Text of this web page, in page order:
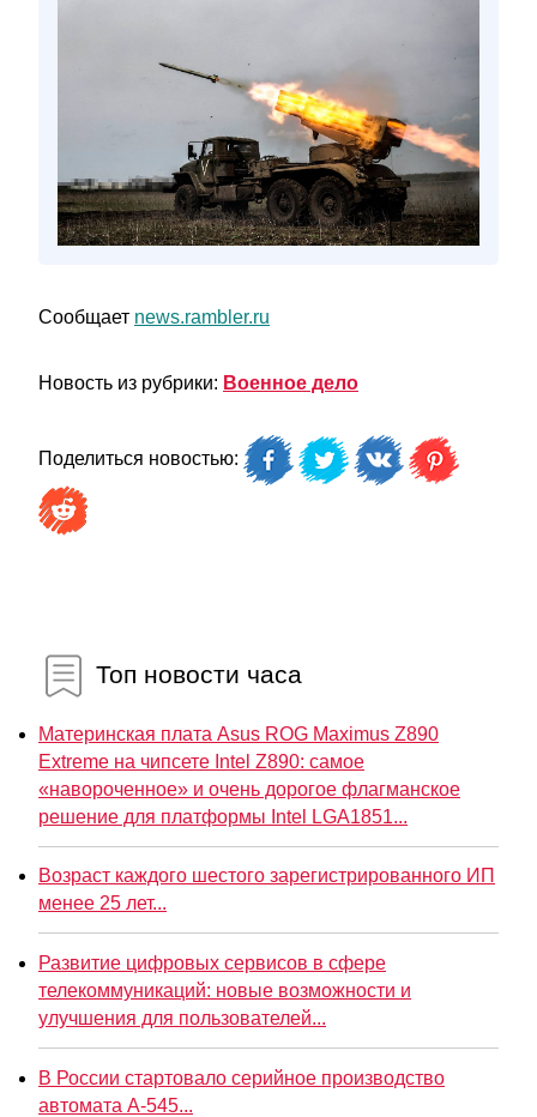
Сообщает news.rambler.ru
Новость из рубрики: Военное дело
Поделиться новостью:
Топ новости часа
Материнская плата Asus ROG Maximus Z890
Extreme на чипсете Intel Z890: самое
«навороченное» и очень дорогое флагманское
решение для платформы Intel LGA1851...
Возраст каждого шестого зарегистрированного ИП
менее 25 лет...
Развитие цифровых сервисов в сфере
телекоммуникаций: новые возможности и
улучшения для пользователей...
В России стартовало серийное производство
автомата А-545...